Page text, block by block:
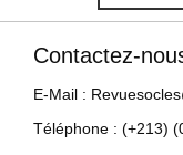
Contactez-
E-Mail :
Téléphone : (+213)